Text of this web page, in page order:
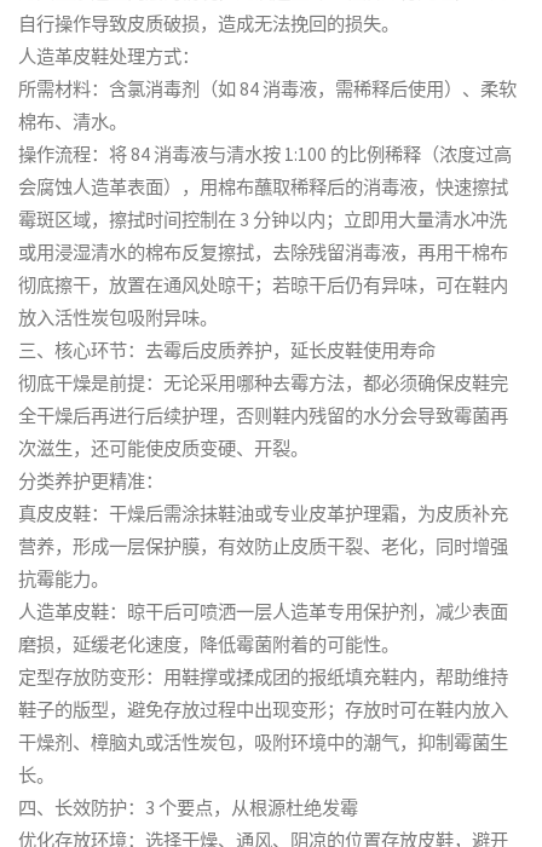
自行操作导致皮质破损，造成无法挽回的损失。
人造革皮鞋处理方式：
所需材料：含氯消毒剂（如 84 消毒液，需稀释后使用）、柔软
棉布、清水。
操作流程：将 84 消毒液与清水按 1:100 的比例稀释（浓度过高
会腐蚀人造革表面），用棉布蘸取稀释后的消毒液，快速擦拭
霉斑区域，擦拭时间控制在 3 分钟以内；立即用大量清水冲洗
或用浸湿清水的棉布反复擦拭，去除残留消毒液，再用干棉布
彻底擦干，放置在通风处晾干；若晾干后仍有异味，可在鞋内
放入活性炭包吸附异味。
三、核心环节：去霉后皮质养护，延长皮鞋使用寿命
彻底干燥是前提：无论采用哪种去霉方法，都必须确保皮鞋完
全干燥后再进行后续护理，否则鞋内残留的水分会导致霉菌再
次滋生，还可能使皮质变硬、开裂。
分类养护更精准：
真皮皮鞋：干燥后需涂抹鞋油或专业皮革护理霜，为皮质补充
营养，形成一层保护膜，有效防止皮质干裂、老化，同时增强
抗霉能力。
人造革皮鞋：晾干后可喷洒一层人造革专用保护剂，减少表面
磨损，延缓老化速度，降低霉菌附着的可能性。
定型存放防变形：用鞋撑或揉成团的报纸填充鞋内，帮助维持
鞋子的版型，避免存放过程中出现变形；存放时可在鞋内放入
干燥剂、樟脑丸或活性炭包，吸附环境中的潮气，抑制霉菌生
长。
四、长效防护：3 个要点，从根源杜绝发霉
优化存放环境：选择干燥、通风、阴凉的位置存放皮鞋，避开